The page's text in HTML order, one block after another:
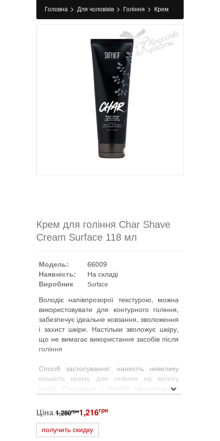
Головна > Для чоловіків > Гоління > Крем
для гоління>Крем для гоління Char Shave
Cream Surface 118 мл
Крем для гоління Char Shave
Cream Surface 118 мл
Модель:
66009
Наявність:
На складі
Виробник
Surface
Володіє напівпрозорої текстурою, можна
використовувати для контурного гоління,
забезпечує ідеальне ковзання, зволоження
і захист шкіри. Настільки зволожує шкіру,
що не вимагає використання засобів після
гоління
Спосіб застосування: нанесіть невелику
кількість крему для гоління на вологу
шкіру. Поголіться і змийте прохолодною
водою. Потім по необхідності нанесіть
крем Char Skin Relief Cream для
зволоження і пом'якшення шкіри.
Склад: Biotin, Butyrospermum Parkii (Shea)
Ціна 1,280грн1,216грн
получить скидку